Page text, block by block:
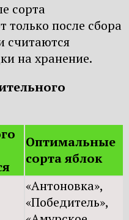
сорта
только после сбора
считаются
на хранение.
Оптимальные
сорта яблок
«Антоновка»,
«Победитель»,